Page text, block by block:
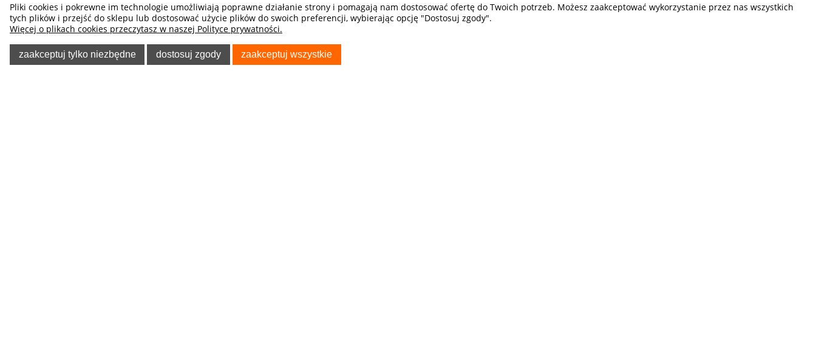
Pliki cookies i pokrewne im technologie umożliwiają poprawne działanie strony i pomagają nam dostosować ofertę do Twoich potrzeb. Możesz zaakceptować wykorzystanie przez nas wszystkich
tych plików i przejść do sklepu lub dostosować użycie plików do swoich preferencji, wybierając opcję "Dostosuj zgody".
Więcej o plikach cookies przeczytasz w naszej Polityce prywatności.
zaakceptuj tylko niezbędne dostosuj zgody zaakceptuj wszystkie